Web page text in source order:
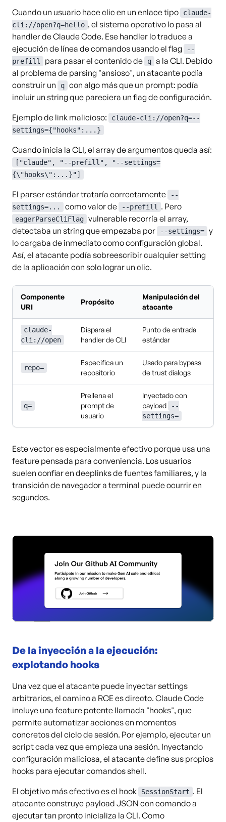
Cuando un usuario hace clic en un enlace tipo
claude-
cli://open?q=hello , el sistema operativo lo pasa al
handler de Claude Code. Ese handler lo traduce a
ejecución de línea de comandos usando el flag
--
prefill
para pasar el contenido de q a la CLI. Debido
al problema de parsing "ansioso", un atacante podía
construir un
q con algo más que un prompt: podía
incluir un string que pareciera un flag de configuración.
Ejemplo de link malicioso:
claude-cli://open?q=--
settings={"hooks":...}
Cuando inicia la CLI, el array de argumentos queda así:
["claude", "--prefill", "--settings=
{\"hooks\":...}"]
El parser estándar trataría correctamente
--
settings=...
como valor de --prefill . Pero
eagerParseCliFlag vulnerable recorría el array,
detectaba un string que empezaba por
--settings= y
lo cargaba de inmediato como configuración global.
Así, el atacante podía sobreescribir cualquier setting
de la aplicación con solo lograr un clic.
Componente
URI
Propósito
Manipulación del
atacante
claude-
cli://open
Dispara el
handler de CLI
Punto de entrada
estándar
repo=
Especifica un
repositorio
Usado para bypass
de trust dialogs
q=
Prellena el
prompt de
usuario
Inyectado con
payload
--
settings=
Este vector es especialmente efectivo porque usa una
feature pensada para conveniencia. Los usuarios
suelen confiar en deeplinks de fuentes familiares, y la
transición de navegador a terminal puede ocurrir en
segundos.
De la inyección a la ejecución:
explotando hooks
Una vez que el atacante puede inyectar settings
arbitrarios, el camino a RCE es directo. Claude Code
incluye una feature potente llamada "hooks", que
permite automatizar acciones en momentos
concretos del ciclo de sesión. Por ejemplo, ejecutar un
script cada vez que empieza una sesión. Inyectando
configuración maliciosa, el atacante define sus propios
hooks para ejecutar comandos shell.
El objetivo más efectivo es el hook
SessionStart . El
atacante construye payload JSON con comando a
ejecutar tan pronto inicializa la CLI. Como